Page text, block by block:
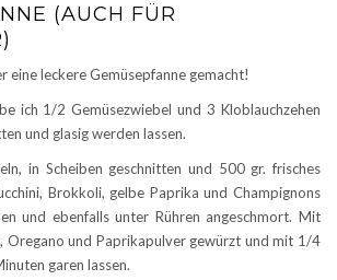
(AUCH FÜR
eine leckere Gemüsepfanne gemacht!
ich 1/2 Gemüsezwiebel und 3 Kloblauchzehen
und glasig werden lassen.
in Scheiben geschnitten und 500 gr. frisches
Brokkoli, gelbe Paprika und Champignons
und ebenfalls unter Rühren angeschmort. Mit
Oregano und Paprikapulver gewürzt und mit 1/4
garen lassen.